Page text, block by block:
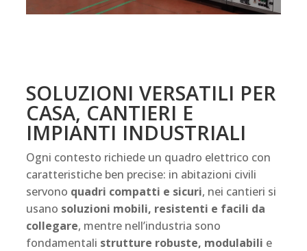
SOLUZIONI VERSATILI PER
CASA, CANTIERI E
IMPIANTI INDUSTRIALI
Ogni contesto richiede un quadro elettrico con
caratteristiche ben precise: in abitazioni civili
servono quadri compatti e sicuri, nei cantieri si
usano soluzioni mobili, resistenti e facili da
collegare, mentre nell’industria sono
fondamentali strutture robuste, modulabili e